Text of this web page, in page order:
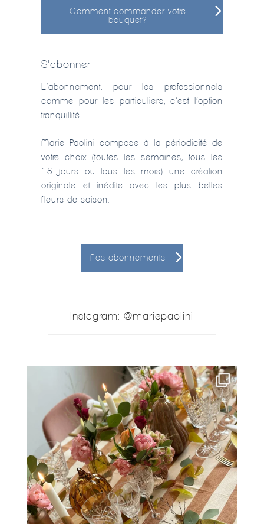
Comment commander votre
bouquet?
S'abonner
L’abonnement, pour les professionnels
comme pour les particuliers, c’est l’option
tranquillité.
Marie Paolini compose à la périodicité de
votre choix (toutes les semaines, tous les
15 jours ou tous les mois) une création
originale et inédite avec les plus belles
fleurs de saison.
Nos abonnements
Instagram: @mariepaolini